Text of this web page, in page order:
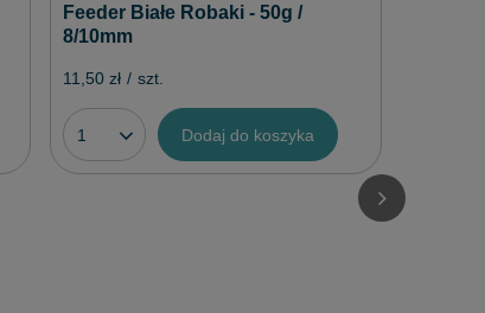
Feeder Białe Robaki - 50g /
8/10mm
11,50 zł / szt.
Dodaj do koszyka